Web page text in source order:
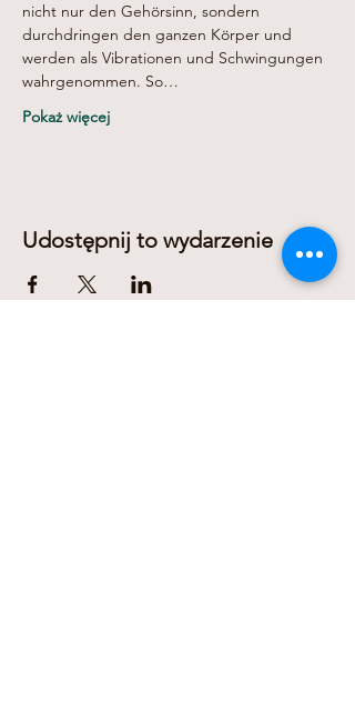
nicht nur den Gehörsinn, sondern
durchdringen den ganzen Körper und
werden als Vibrationen und Schwingungen
wahrgenommen. So…
Pokaż więcej
Udostępnij to wydarzenie